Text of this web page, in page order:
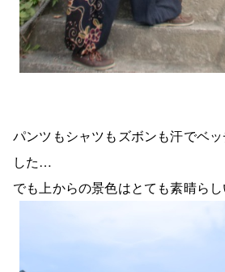
パンツもシャツもズボンも汗でベ
した…
でも上からの景色はとても素晴ら